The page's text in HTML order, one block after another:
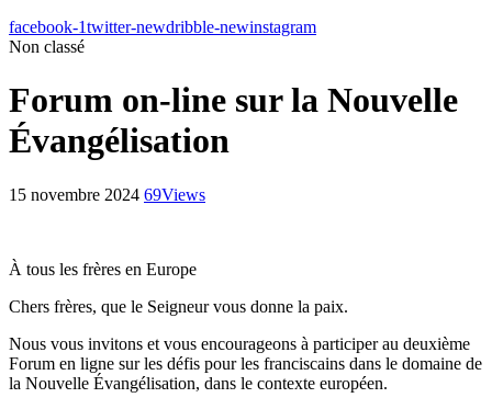
facebook-1twitter-newdribble-newinstagram
Non classé
Forum on-line sur la Nouvelle
Évangélisation
15 novembre 2024 69Views
À tous les frères en Europe
Chers frères, que le Seigneur vous donne la paix.
Nous vous invitons et vous encourageons à participer au deuxième
Forum en ligne sur les défis pour les franciscains dans le domaine de
la Nouvelle Évangélisation, dans le contexte européen.